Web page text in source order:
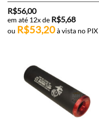
R$56,00
em até 12x de R$5,68
ou R$53,20 à vista no PIX